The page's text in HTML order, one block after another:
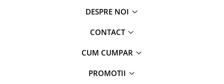
DESPRE NOI
CONTACT
CUM CUMPAR
PROMOTII